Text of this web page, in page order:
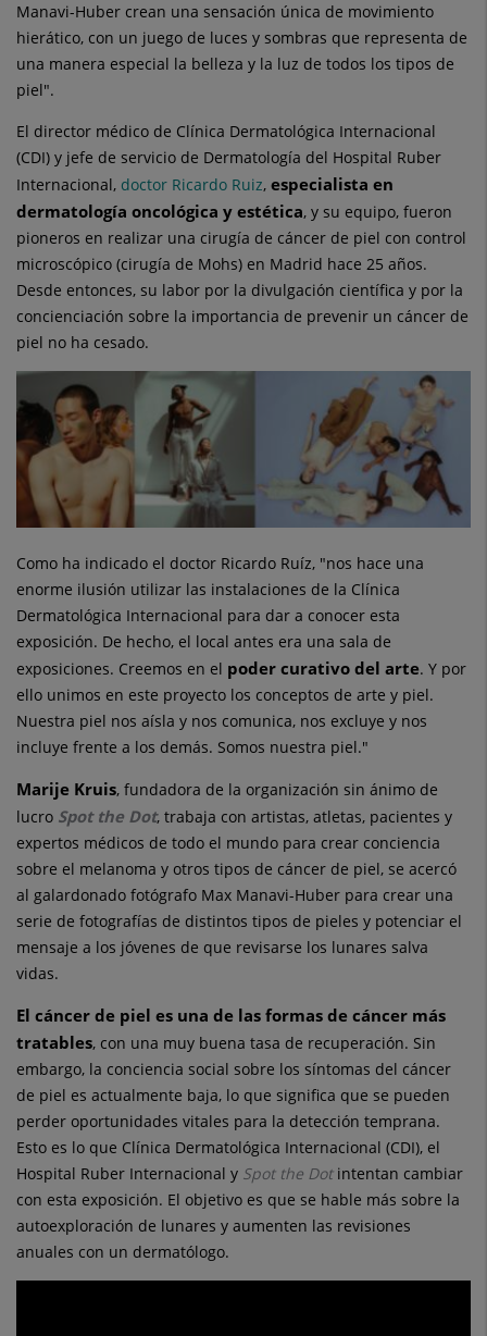
Manavi-Huber crean una sensación única de movimiento
hierático, con un juego de luces y sombras que representa de
una manera especial la belleza y la luz de todos los tipos de
piel".
El director médico de Clínica Dermatológica Internacional
(CDI) y jefe de servicio de Dermatología del Hospital Ruber
Internacional, doctor Ricardo Ruiz, especialista en
dermatología oncológica y estética, y su equipo, fueron
pioneros en realizar una cirugía de cáncer de piel con control
microscópico (cirugía de Mohs) en Madrid hace 25 años.
Desde entonces, su labor por la divulgación científica y por la
concienciación sobre la importancia de prevenir un cáncer de
piel no ha cesado.
Como ha indicado el doctor Ricardo Ruíz, "nos hace una
enorme ilusión utilizar las instalaciones de la Clínica
Dermatológica Internacional para dar a conocer esta
exposición. De hecho, el local antes era una sala de
exposiciones. Creemos en el poder curativo del arte. Y por
ello unimos en este proyecto los conceptos de arte y piel.
Nuestra piel nos aísla y nos comunica, nos excluye y nos
incluye frente a los demás. Somos nuestra piel."
Marije Kruis, fundadora de la organización sin ánimo de
lucro Spot the Dot, trabaja con artistas, atletas, pacientes y
expertos médicos de todo el mundo para crear conciencia
sobre el melanoma y otros tipos de cáncer de piel, se acercó
al galardonado fotógrafo Max Manavi-Huber para crear una
serie de fotografías de distintos tipos de pieles y potenciar el
mensaje a los jóvenes de que revisarse los lunares salva
vidas.
El cáncer de piel es una de las formas de cáncer más
tratables, con una muy buena tasa de recuperación. Sin
embargo, la conciencia social sobre los síntomas del cáncer
de piel es actualmente baja, lo que significa que se pueden
perder oportunidades vitales para la detección temprana.
Esto es lo que Clínica Dermatológica Internacional (CDI), el
Hospital Ruber Internacional y Spot the Dotintentan cambiar
con esta exposición. El objetivo es que se hable más sobre la
autoexploración de lunares y aumenten las revisiones
anuales con un dermatólogo.